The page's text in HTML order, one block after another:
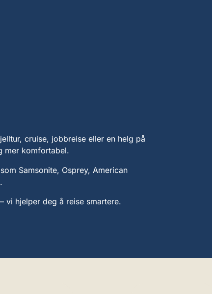
cruise, jobbreise eller en helg på
mer komfortabel.
Samsonite, Osprey, American
vi hjelper deg å reise smartere.